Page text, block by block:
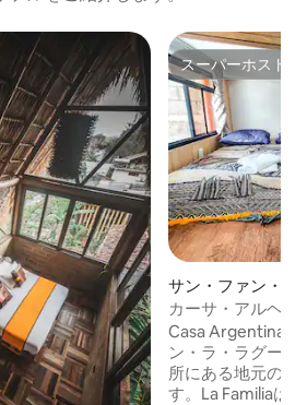
スーパーホスト
スーパーホスト
サン・ファン・ラ
テル客室
カーサ・アルヘン
Casa Argentinaは
ン・ラ・ラグーナ
所にある地元の人
す。La Familiaは